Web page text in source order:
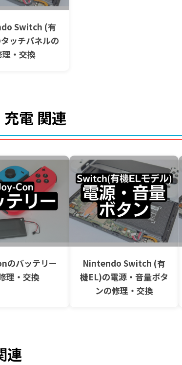
Switch (有
ッチパネルの
理・交換
電 関連
のバッテリー
理・交換
Nintendo Switch (有
機EL)の電源・音量ボタ
ンの修理・交換
連